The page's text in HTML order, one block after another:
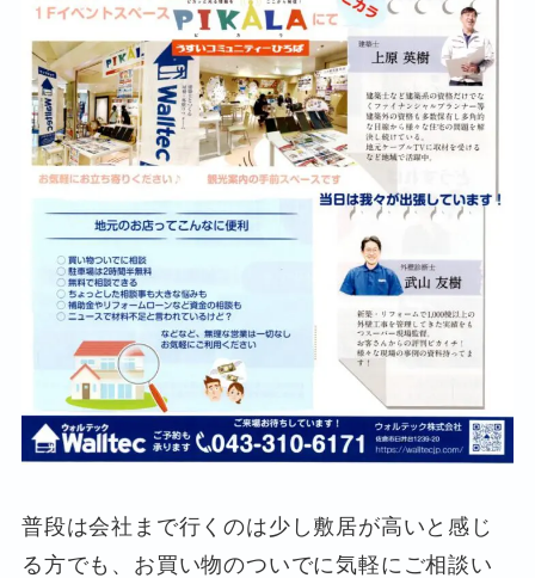
普段は会社まで行くのは少し敷居が高いと感じ
る方でも、お買い物のついでに気軽にご相談い